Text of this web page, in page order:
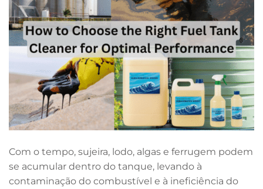
Com o tempo, sujeira, lodo, algas e ferrugem podem
se acumular dentro do tanque, levando à
contaminação do combustível e à ineficiência do